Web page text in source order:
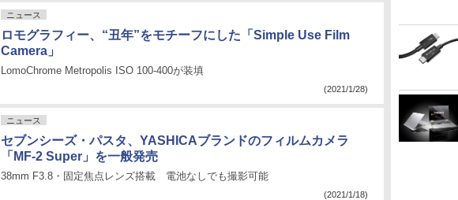
ニュース
ロモグラフィー、“丑年”をモチーフにした「Simple Use Film
Camera」
LomoChrome Metropolis ISO 100-400が装填
(2021/1/28)
ニュース
セブンシーズ・パスタ、YASHICAブランドのフィルムカメラ
「MF-2 Super」を一般発売
38mm F3.8・固定焦点レンズ搭載 電池なしでも撮影可能
(2021/1/18)